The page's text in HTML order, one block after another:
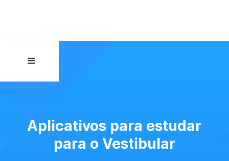
Aplicativos para estudar
para o Vestibular